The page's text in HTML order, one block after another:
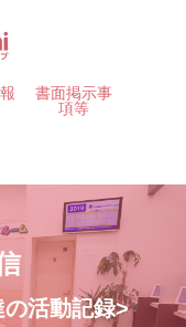
書面掲示事
項等
活動記録>